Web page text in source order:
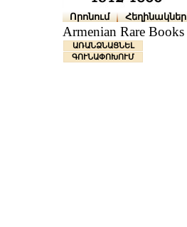
Որոնում Հեղինակներ
Armenian Rare Books
ԱՌԱՆՁՆԱՑՆԵԼ
ԳՈՒՆԱՓՈԽՈՒՄ